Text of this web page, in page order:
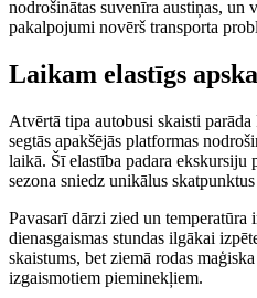
nodrošinātas suvenīra austiņas, un
pakalpojumi novērš transporta
Laikam elastīgs
Atvērtā tipa autobusi skaisti
segtās apakšējās platformas
laikā. Šī elastība padara ekskursiju
sezona sniedz unikālus
Pavasarī dārzi zied un temperatūra
dienasgaismas stundas ilgākai
skaistums, bet ziemā rodas
izgaismotiem pieminekļiem.